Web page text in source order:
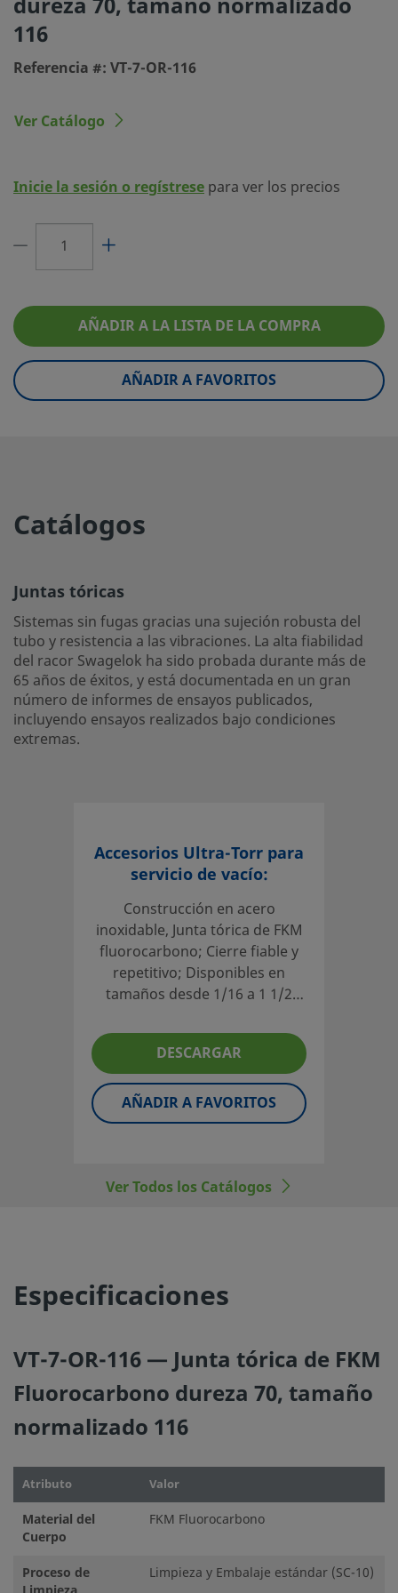
eClass (4.1)
23070601
eClass (5.1.4)
eClass (6.0)
23071601
eClass (6.1)
UNSPSC (4.03)
31181506
UNSPSC (10.0)
UNSPSC (11.0501)
UNSPSC (15.1)
31401700
UNSPSC (17.1001)
31401503
publicados, incluyendo ensayos realizados bajo
Inicie la sesión o regístrese
Contacto
Si tiene preguntas sobre este producto, contacte con su
local autorizado de ventas y servicio. También pueden
sobre los servicios de apoyo para ayudarle a sacar el
partido a su inversión.
El diseñador y usuario del sistema deben revisar la
técnica para asegurar una correcta selección de
seleccionar un producto, habrá que tener en cuenta el
global del sistema para conseguir un servicio seguro y sin
problemas. El diseñador de la instalación y el usuario son
responsables de la función del componente, de la
los materiales, de los rangos de operación apropiados,
la operación y mantenimiento del mismo.
Swagelok Company.Todos los derechos
116
Referencia #: VT-7-OR-116
Ver Catálogo
Inicie la sesión o regístrese para ver los precios
AÑADIR A LA LISTA DE LA COMPRA
AÑADIR A FAVORITOS
Catálogos
Juntas tóricas
Sistemas sin fugas gracias una sujeción robusta del
tubo y resistencia a las vibraciones. La alta fiabilidad
del racor Swagelok ha sido probada durante más de
65 años de éxitos, y está documentada en un gran
número de informes de ensayos publicados,
incluyendo ensayos realizados bajo condiciones
extremas.
Accesorios Ultra-Torr para
servicio de vacío:
Construcción en acero
inoxidable, Junta tórica de FKM
fluorocarbono; Cierre fiable y
repetitivo; Disponibles en
tamaños desde 1/16 a 1 1/2
DESCARGAR
AÑADIR A FAVORITOS
Ver Todos los Catálogos
Especificaciones
VT-7-OR-116 — Junta tórica de FKM
Fluorocarbono dureza 70, tamaño
normalizado 116
Atributo Valor
Material del
Cuerpo
FKM Fluorocarbono
Proceso de
Limpieza y Embalaje estándar (SC-10)